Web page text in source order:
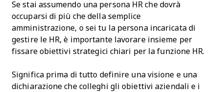
Se stai assumendo una persona HR che dovrà
occuparsi di più che della semplice
amministrazione, o sei tu la persona incaricata di
gestire le HR, è importante lavorare insieme per
fissare obiettivi strategici chiari per la funzione HR.
Significa prima di tutto definire una visione e una
dichiarazione che colleghi gli obiettivi aziendali e i